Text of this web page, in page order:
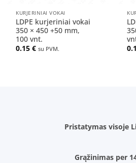
KURJERINIAI VOKAI
LDPE kurjeriniai vokai
350 × 450 +50 mm,
100 vnt.
0.15€ su PVM.
Pristatymas visoje
Grąžinimas per